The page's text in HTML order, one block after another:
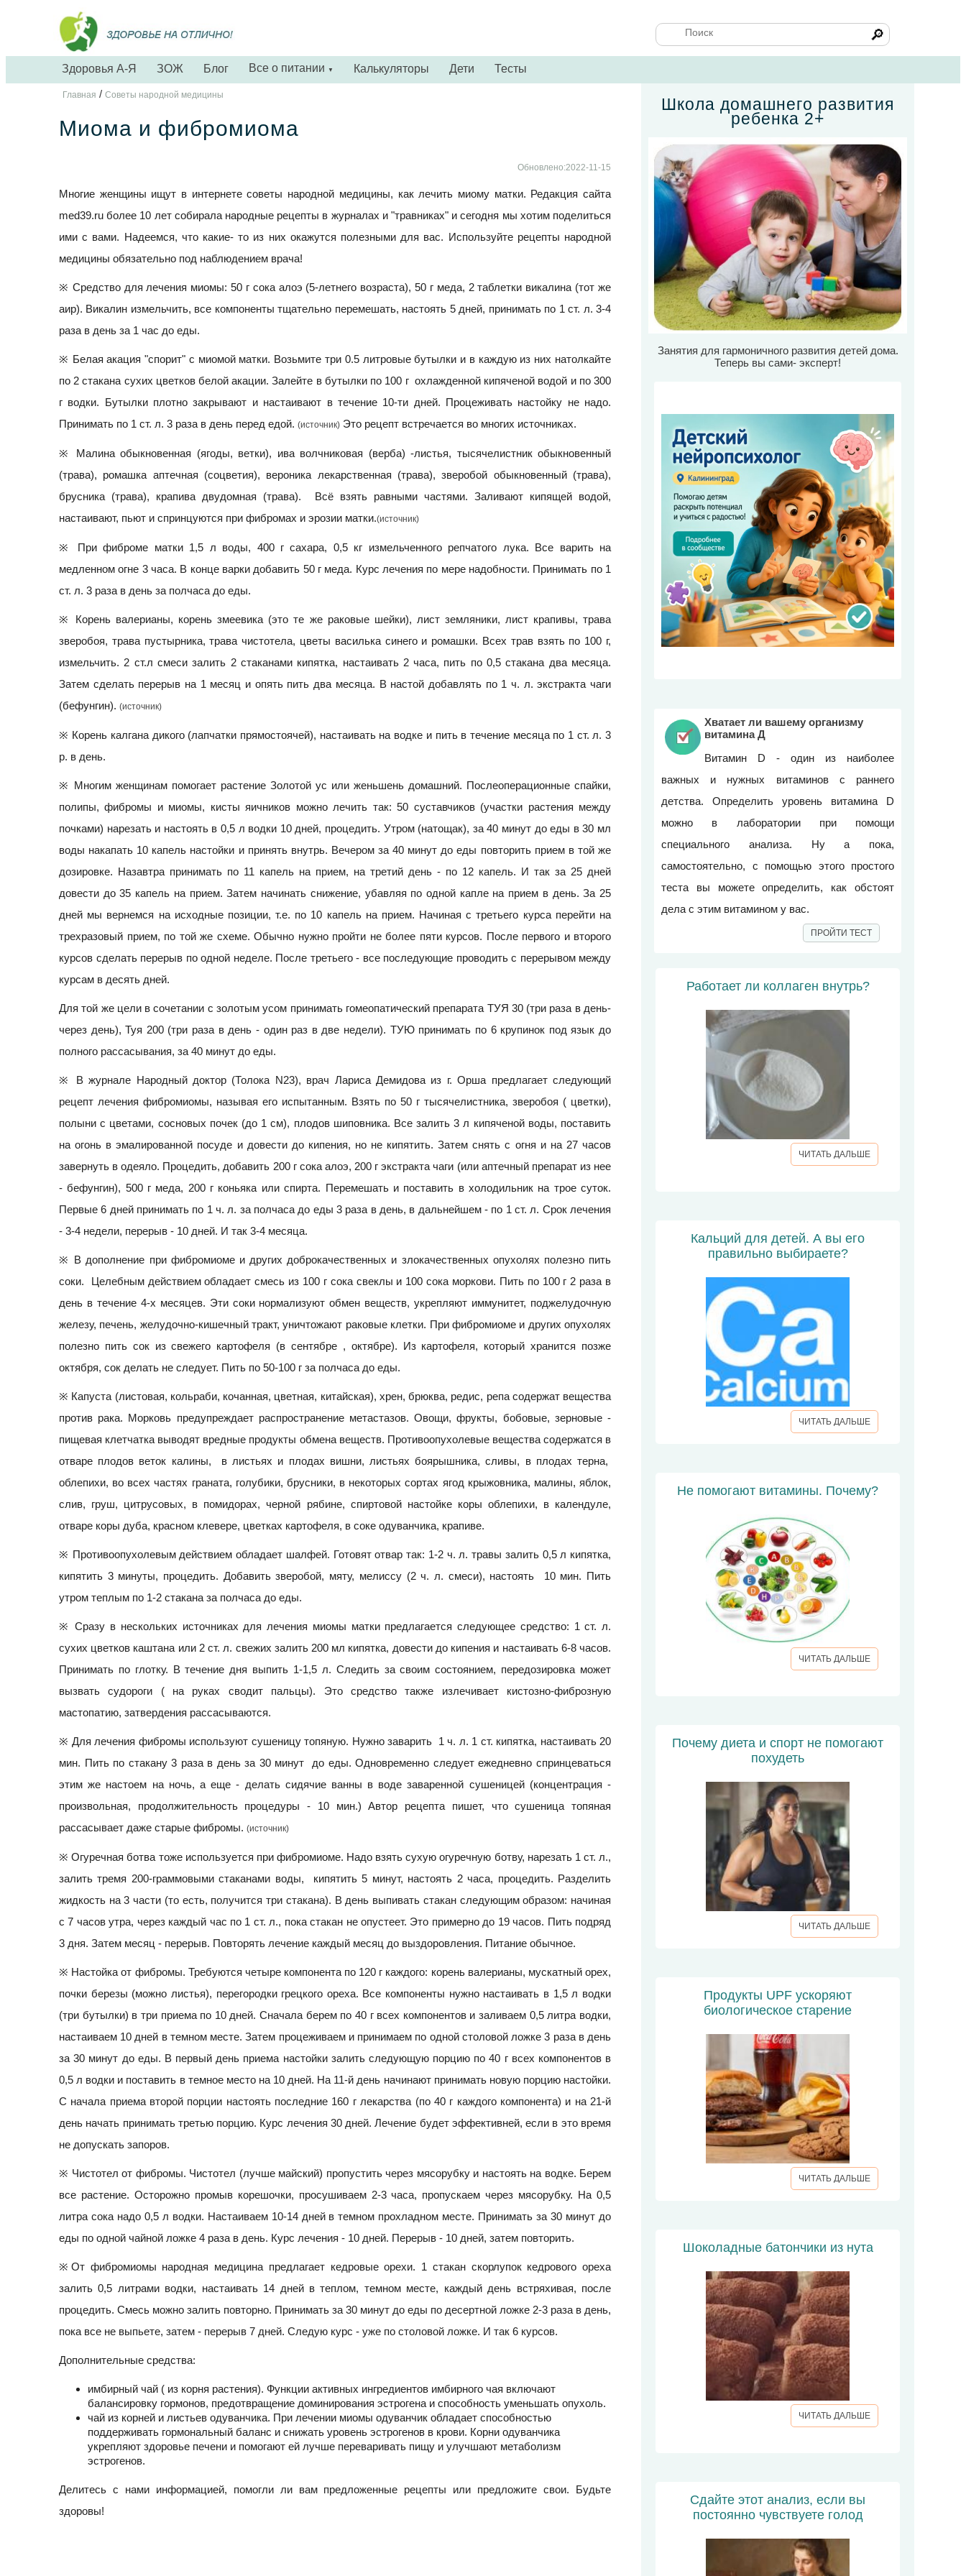
🔎
Здоровья А-Я ЗОЖ Блог Все о питании ▼ Калькуляторы Дети Тесты
Главная / Советы народной медицины
Миома и фибромиома
Обновлено:2022-11-15
Многие женщины ищут в интернете советы народной медицины, как лечить миому матки. Редакция сайта
med39.ru более 10 лет собирала народные рецепты в журналах и "травниках" и сегодня мы хотим поделиться
ими с вами. Надеемся, что какие- то из них окажутся полезными для вас. Используйте рецепты народной
медицины обязательно под наблюдением врача!
※ Средство для лечения миомы: 50 г сока алоэ (5-летнего возраста), 50 г меда, 2 таблетки викалина (тот же
аир). Викалин измельчить, все компоненты тщательно перемешать, настоять 5 дней, принимать по 1 ст. л. 3-4
раза в день за 1 час до еды.
※ Белая акация "спорит" с миомой матки. Возьмите три 0.5 литровые бутылки и в каждую из них натолкайте
по 2 стакана сухих цветков белой акации. Залейте в бутылки по 100 г охлажденной кипяченой водой и по 300
г водки. Бутылки плотно закрывают и настаивают в течение 10-ти дней. Процеживать настойку не надо.
Принимать по 1 ст. л. 3 раза в день перед едой. (источник) Это рецепт встречается во многих источниках.
※ Малина обыкновенная (ягоды, ветки), ива волчниковая (верба) -листья, тысячелистник обыкновенный
(трава), ромашка аптечная (соцветия), вероника лекарственная (трава), зверобой обыкновенный (трава),
брусника (трава), крапива двудомная (трава). Всё взять равными частями. Заливают кипящей водой,
настаивают, пьют и спринцуются при фибромах и эрозии матки.(источник)
※ При фиброме матки 1,5 л воды, 400 г сахара, 0,5 кг измельченного репчатого лука. Все варить на
медленном огне 3 часа. В конце варки добавить 50 г меда. Курс лечения по мере надобности. Принимать по 1
ст. л. 3 раза в день за полчаса до еды.
※ Корень валерианы, корень змеевика (это те же раковые шейки), лист земляники, лист крапивы, трава
зверобоя, трава пустырника, трава чистотела, цветы василька синего и ромашки. Всех трав взять по 100 г,
измельчить. 2 ст.л смеси залить 2 стаканами кипятка, настаивать 2 часа, пить по 0,5 стакана два месяца.
Затем сделать перерыв на 1 месяц и опять пить два месяца. В настой добавлять по 1 ч. л. экстракта чаги
(бефунгин). (источник)
※ Корень калгана дикого (лапчатки прямостоячей), настаивать на водке и пить в течение месяца по 1 ст. л. 3
р. в день.
※ Многим женщинам помогает растение Золотой ус или женьшень домашний. Послеоперационные спайки,
полипы, фибромы и миомы, кисты яичников можно лечить так: 50 суставчиков (участки растения между
почками) нарезать и настоять в 0,5 л водки 10 дней, процедить. Утром (натощак), за 40 минут до еды в 30 мл
воды накапать 10 капель настойки и принять внутрь. Вечером за 40 минут до еды повторить прием в той же
дозировке. Назавтра принимать по 11 капель на прием, на третий день - по 12 капель. И так за 25 дней
довести до 35 капель на прием. Затем начинать снижение, убавляя по одной капле на прием в день. За 25
дней мы вернемся на исходные позиции, т.е. по 10 капель на прием. Начиная с третьего курса перейти на
трехразовый прием, по той же схеме. Обычно нужно пройти не более пяти курсов. После первого и второго
курсов сделать перерыв по одной неделе. После третьего - все последующие проводить с перерывом между
курсам в десять дней.
Для той же цели в сочетании с золотым усом принимать гомеопатический препарата ТУЯ 30 (три раза в день-
через день), Туя 200 (три раза в день - один раз в две недели). ТУЮ принимать по 6 крупинок под язык до
полного рассасывания, за 40 минут до еды.
※ В журнале Народный доктор (Толока N23), врач Лариса Демидова из г. Орша предлагает следующий
рецепт лечения фибромиомы, называя его испытанным. Взять по 50 г тысячелистника, зверобоя ( цветки),
полыни с цветами, сосновых почек (до 1 см), плодов шиповника. Все залить 3 л кипяченой воды, поставить
на огонь в эмалированной посуде и довести до кипения, но не кипятить. Затем снять с огня и на 27 часов
завернуть в одеяло. Процедить, добавить 200 г сока алоэ, 200 г экстракта чаги (или аптечный препарат из нее
- бефунгин), 500 г меда, 200 г коньяка или спирта. Перемешать и поставить в холодильник на трое суток.
Первые 6 дней принимать по 1 ч. л. за полчаса до еды 3 раза в день, в дальнейшем - по 1 ст. л. Срок лечения
- 3-4 недели, перерыв - 10 дней. И так 3-4 месяца.
※ В дополнение при фибромиоме и других доброкачественных и злокачественных опухолях полезно пить
соки. Целебным действием обладает смесь из 100 г сока свеклы и 100 сока моркови. Пить по 100 г 2 раза в
день в течение 4-х месяцев. Эти соки нормализуют обмен веществ, укрепляют иммунитет, поджелудочную
железу, печень, желудочно-кишечный тракт, уничтожают раковые клетки. При фибромиоме и других опухолях
полезно пить сок из свежего картофеля (в сентябре , октябре). Из картофеля, который хранится позже
октября, сок делать не следует. Пить по 50-100 г за полчаса до еды.
※ Капуста (листовая, кольраби, кочанная, цветная, китайская), хрен, брюква, редис, репа содержат вещества
против рака. Морковь предупреждает распространение метастазов. Овощи, фрукты, бобовые, зерновые -
пищевая клетчатка выводят вредные продукты обмена веществ. Противоопухолевые вещества содержатся в
отваре плодов веток калины, в листьях и плодах вишни, листьях боярышника, сливы, в плодах терна,
облепихи, во всех частях граната, голубики, брусники, в некоторых сортах ягод крыжовника, малины, яблок,
слив, груш, цитрусовых, в помидорах, черной рябине, спиртовой настойке коры облепихи, в календуле,
отваре коры дуба, красном клевере, цветках картофеля, в соке одуванчика, крапиве.
※ Противоопухолевым действием обладает шалфей. Готовят отвар так: 1-2 ч. л. травы залить 0,5 л кипятка,
кипятить 3 минуты, процедить. Добавить зверобой, мяту, мелиссу (2 ч. л. смеси), настоять 10 мин. Пить
утром теплым по 1-2 стакана за полчаса до еды.
※ Сразу в нескольких источниках для лечения миомы матки предлагается следующее средство: 1 ст. л.
сухих цветков каштана или 2 ст. л. свежих залить 200 мл кипятка, довести до кипения и настаивать 6-8 часов.
Принимать по глотку. В течение дня выпить 1-1,5 л. Следить за своим состоянием, передозировка может
вызвать судороги ( на руках сводит пальцы). Это средство также излечивает кистозно-фиброзную
мастопатию, затвердения рассасываются.
※ Для лечения фибромы используют сушеницу топяную. Нужно заварить 1 ч. л. 1 ст. кипятка, настаивать 20
мин. Пить по стакану 3 раза в день за 30 минут до еды. Одновременно следует ежедневно спринцеваться
этим же настоем на ночь, а еще - делать сидячие ванны в воде заваренной сушеницей (концентрация -
произвольная, продолжительность процедуры - 10 мин.) Автор рецепта пишет, что сушеница топяная
рассасывает даже старые фибромы. (источник)
※ Огуречная ботва тоже используется при фибромиоме. Надо взять сухую огуречную ботву, нарезать 1 ст. л.,
залить тремя 200-граммовыми стаканами воды, кипятить 5 минут, настоять 2 часа, процедить. Разделить
жидкость на 3 части (то есть, получится три стакана). В день выпивать стакан следующим образом: начиная
с 7 часов утра, через каждый час по 1 ст. л., пока стакан не опустеет. Это примерно до 19 часов. Пить подряд
3 дня. Затем месяц - перерыв. Повторять лечение каждый месяц до выздоровления. Питание обычное.
※ Hacтойка от фибромы. Требуются четыре компонента по 120 г каждого: корень валерианы, мускатный орех,
почки березы (можно листья), перегородки грецкого ореха. Все компоненты нужно настаивать в 1,5 л водки
(три бутылки) в три приема по 10 дней. Сначала берем по 40 г всех компонентов и заливаем 0,5 литра водки,
настаиваем 10 дней в темном месте. Затем процеживаем и принимаем по одной столовой ложке 3 раза в день
за 30 минут до еды. В первый день приема настойки залить следующую порцию по 40 г всех компонентов в
0,5 л водки и поставить в темное место на 10 дней. На 11-й день начинают принимать новую порцию настойки.
С начала приема второй порции настоять последние 160 г лекарства (по 40 г каждого компонента) и на 21-й
день начать принимать третью порцию. Курс лечения 30 дней. Лечение будет эффективней, если в это время
не допускать запоров.
※ Чистотел от фибромы. Чистотел (лучше майский) пропустить через мясорубку и настоять на водке. Берем
все растение. Осторожно промыв корешочки, просушиваем 2-3 часа, пропускаем через мясорубку. На 0,5
литра сока надо 0,5 л водки. Настаиваем 10-14 дней в темном прохладном месте. Принимать за 30 минут до
еды по одной чайной ложке 4 раза в день. Курс лечения - 10 дней. Перерыв - 10 дней, затем повторить.
※Oт фибромиомы народная медицина предлагает кедровые орехи. 1 стакан скорлупок кедрового ореха
залить 0,5 литрами водки, настаивать 14 дней в теплом, темном месте, каждый день встряхивая, после
процедить. Смесь можно залить повторно. Принимать за 30 минут до еды по десертной ложке 2-3 раза в день,
пока все не выпьете, затем - перерыв 7 дней. Следую курс - уже по столовой ложке. И так 6 курсов.
Дополнительные средства:
имбирный чай ( из корня растения). Функции активных ингредиентов имбирного чая включают
балансировку гормонов, предотвращение доминирования эстрогена и способность уменьшать опухоль.
чай из корней и листьев одуванчика. При лечении миомы одуванчик обладает способностью
поддерживать гормональный баланс и снижать уровень эстрогенов в крови. Корни одуванчика
укрепляют здоровье печени и помогают ей лучше переваривать пищу и улучшают метаболизм
эстрогенов.
Делитесь с нами информацией, помогли ли вам предложенные рецепты или предложите свои. Будьте
здоровы!
Школа домашнего развития
ребенка 2+
Занятия для гармоничного развития детей дома.
Теперь вы сами- эксперт!
Хватает ли вашему организму
витамина Д
Витамин D - один из наиболее
важных и нужных витаминов с раннего
детства. Определить уровень витамина D
можно в лаборатории при помощи
специального анализа. Ну а пока,
самостоятельно, c помощью этого простого
теста вы можете определить, как обстоят
дела с этим витамином у вас.
ПРОЙТИ ТЕСТ
Работает ли коллаген внутрь?
ЧИТАТЬ ДАЛЬШЕ
Кальций для детей. А вы его
правильно выбираете?
ЧИТАТЬ ДАЛЬШЕ
Не помогают витамины. Почему?
ЧИТАТЬ ДАЛЬШЕ
Почему диета и спорт не помогают
похудеть
ЧИТАТЬ ДАЛЬШЕ
Продукты UPF ускоряют
биологическое старение
ЧИТАТЬ ДАЛЬШЕ
Шоколадные батончики из нута
ЧИТАТЬ ДАЛЬШЕ
Сдайте этот анализ, если вы
постоянно чувствуете голод